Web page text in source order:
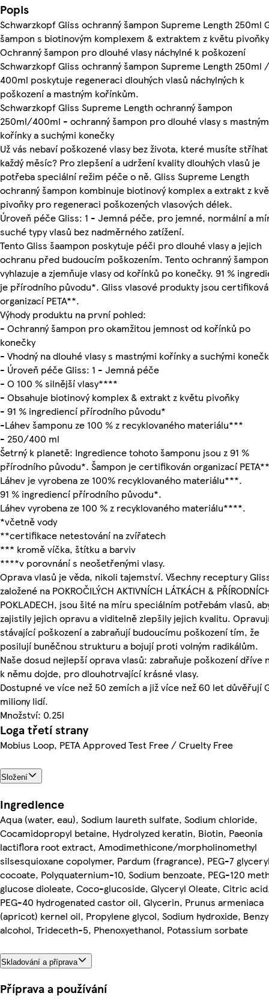
Popis
Schwarzkopf Gliss ochranný šampon Supreme Length 250ml
šampon s biotinovým komplexem & extraktem z květu
Ochranný šampon pro dlouhé vlasy náchylné k poškození
Schwarzkopf Gliss ochranný šampon Supreme Length 250ml /
400ml poskytuje regeneraci dlouhých vlasů náchylných k
poškození a mastným kořínkům.
Schwarzkopf Gliss Supreme Length ochranný šampon
250ml/400ml - ochranný šampon pro dlouhé vlasy s
kořínky a suchými konečky
Už vás nebaví poškozené vlasy bez života, které musíte stříhat
každý měsíc? Pro zlepšení a udržení kvality dlouhých vlasů je
potřeba speciální režim péče o ně. Gliss Supreme Length
ochranný šampon kombinuje biotinový komplex a extrakt z
pivoňky pro regeneraci poškozených vlasových délek.
Úroveň péče Gliss: 1 - Jemná péče, pro jemné, normální a
suché typy vlasů bez nadměrného zatížení.
Tento Gliss šaampon poskytuje péči pro dlouhé vlasy a jejich
ochranu před budoucím poškozením. Tento ochranný šampon
vyhlazuje a zjemňuje vlasy od kořínků po konečky. 91 %
je přírodního původu*. Gliss vlasové produkty jsou
organizací PETA**.
Výhody produktu na první pohled:
- Ochranný šampon pro okamžitou jemnost od kořínků po
konečky
- Vhodný na dlouhé vlasy s mastnými kořínky a suchými
- Úroveň péče Gliss: 1 - Jemná péče
- O 100 % silnější vlasy****
- Obsahuje biotinový komplex & extrakt z květu pivoňky
- 91 % ingrediencí přírodního původu*
-Láhev šamponu ze 100 % z recyklovaného materiálu***
- 250/400 ml
Šetrný k planetě: Ingredience tohoto šamponu jsou z 91 %
přírodního původu*. Šampon je certifikován organizací
Láhev je vyrobena ze 100% recyklovaného materiálu***.
91 % ingrediencí přírodního původu*.
Láhev vyrobena ze 100 % z recyklovaného materiálu****.
*včetně vody
**certifikace netestování na zvířatech
*** kromě víčka, štítku a barviv
****v porovnání s neošetřenými vlasy.
Oprava vlasů je věda, nikoli tajemství. Všechny receptury
založené na POKROČILÝCH AKTIVNÍCH LÁTKÁCH &
POKLADECH, jsou šité na míru speciálním potřebám vlasů,
zajistily jejich opravu a viditelně zlepšily jejich kvalitu.
stávající poškození a zabraňují budoucímu poškození tím, že
posilují buněčnou strukturu a bojují proti volným radikálům.
Naše dosud nejlepší oprava vlasů: zabraňuje poškození dříve
k němu dojde, pro dlouhotrvající krásné vlasy.
Dostupné ve více než 50 zemích a již více než 60 let důvěřují
miliony lidí.
Množství: 0.25l
Loga třetí strany
Mobius Loop, PETA Approved Test Free / Cruelty Free
Složení
Ingredience
Aqua (water, eau), Sodium laureth sulfate, Sodium chloride,
Cocamidopropyl betaine, Hydrolyzed keratin, Biotin, Paeonia
lactiflora root extract, Amodimethicone/morpholinomethyl
silsesquioxane copolymer, Pardum (fragrance), PEG-7
cocoate, Polyquaternium-10, Sodium benzoate, PEG-120
glucose dioleate, Coco-glucoside, Glyceryl Oleate, Citric
PEG-40 hydrogenated castor oil, Glycerin, Prunus armeniaca
(apricot) kernel oil, Propylene glycol, Sodium hydroxide,
alcohol, Trideceth-5, Phenoxyethanol, Potassium sorbate
Skladování a příprava
Příprava a používání